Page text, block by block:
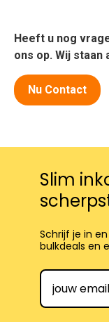
Heeft u nog
ons op. Wij staan
Nu Contact
Slim
Schrijf je in
bulkdeals en